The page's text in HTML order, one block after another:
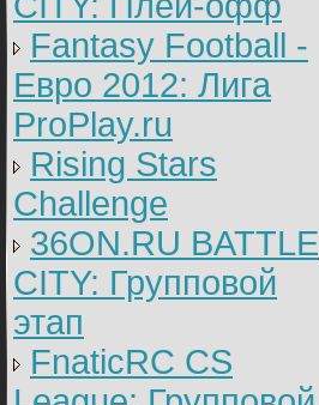
Fantasy Football -
Евро 2012: Лига
ProPlay.ru
Rising Stars
Challenge
36ON.RU BATTLE
CITY: Групповой
этап
FnaticRC CS